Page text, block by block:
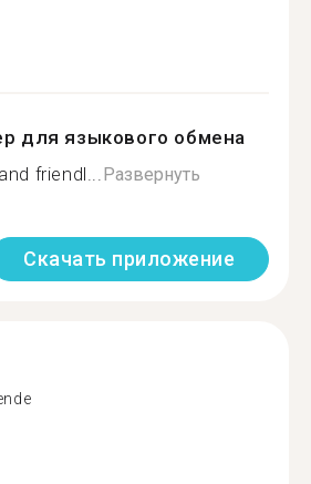
для языкового обмена
friendl...Развернуть
Скачать приложение